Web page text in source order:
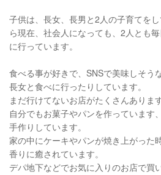
子供は、長女、長男と2人の子育てを
ら現在、社会人になっても、2人とも
に行っています。
食べる事が好きで、SNSで美味しそう
長女と食べに行ったりしています。
まだ行けてないお店がたくさんあります
自分でもお菓子やパンを作っています
手作りしています。
家の中にケーキやパンが焼き上がった
香りに癒されています。
デパ地下などでお気に入りのお店で買